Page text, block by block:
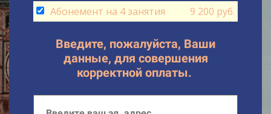
Абонемент на 4 занятия 9 200 руб.
Введите, пожалуйста, Ваши
данные, для совершения
корректной оплаты.